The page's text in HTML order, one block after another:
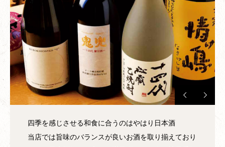
四季を感じさせる和食に合うのはやはり日本酒
当店では旨味のバランスが良いお酒を取り揃えており